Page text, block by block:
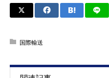
国際輸送